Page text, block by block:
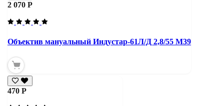
2 070 Р
Объектив мануальный Индустар-61Л/Д 2,8/55 М39
470 Р